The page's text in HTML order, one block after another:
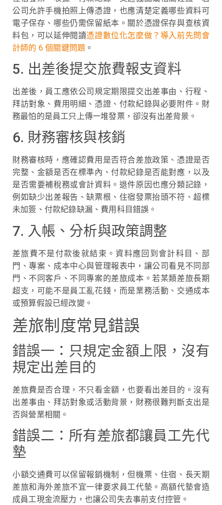
公司允許手機拍照上傳憑證，也應清楚定義哪些資料可
電子保存、哪些仍需保留紙本。關於憑證保存與查核資
料包，可以延伸閱讀憑證數位化怎麼做？導入前先問會
計師的 6 個關鍵問題 。
5. 出差後提交旅費報支資料
出差後，員工應依公司規定期限提交出差事由、行程、
拜訪對象、費用明細、憑證、付款紀錄與必要附件。財
務最怕的是員工只上傳一堆發票，卻沒有出差背景。
6. 財務審核與核銷
財務審核時，應確認費用是否符合差旅政策、憑證是否
完整、金額是否在標準內、付款紀錄是否能對應，以及
是否需要補稅務或會計資料。退件原因也應分類記錄，
例如缺少出差報告、缺票根、住宿發票抬頭不符、超標
未加簽、付款紀錄缺漏、費用科目錯誤。
7. 入帳、分析與政策調整
差旅費不是付款後就結束。資料應回到會計科目、部
門、專案、成本中心與管理報表中，讓公司看見不同部
門、不同客戶、不同專案的差旅成本。若某類差旅長期
超支，可能不是員工亂花錢，而是業務活動、交通成本
或預算假設已經改變。
差旅制度常見錯誤
錯誤一：只規定金額上限，沒有
規定出差目的
差旅費是否合理，不只看金額，也要看出差目的。沒有
出差事由、拜訪對象或活動背景，財務很難判斷支出是
否與營業相關。
錯誤二：所有差旅都讓員工先代
墊
小額交通費可以保留報銷機制，但機票、住宿、長天期
差旅和海外差旅不宜一律要求員工代墊。高額代墊會造
成員工現金流壓力，也讓公司失去事前支付控管。